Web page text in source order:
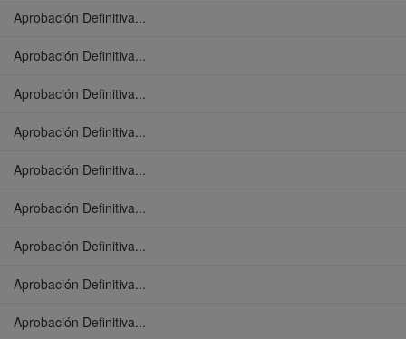
Aprobación Definitiva...
Aprobación Definitiva...
Aprobación Definitiva...
Aprobación Definitiva...
Aprobación Definitiva...
Aprobación Definitiva...
Aprobación Definitiva...
Aprobación Definitiva...
Aprobación Definitiva...